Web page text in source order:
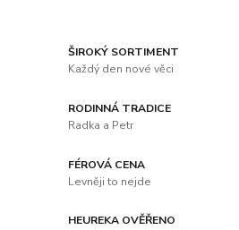
ŠIROKÝ SORTIMENT
Každý den nové věci
RODINNÁ TRADICE
Radka a Petr
FÉROVÁ CENA
Levněji to nejde
HEUREKA OVĚŘENO